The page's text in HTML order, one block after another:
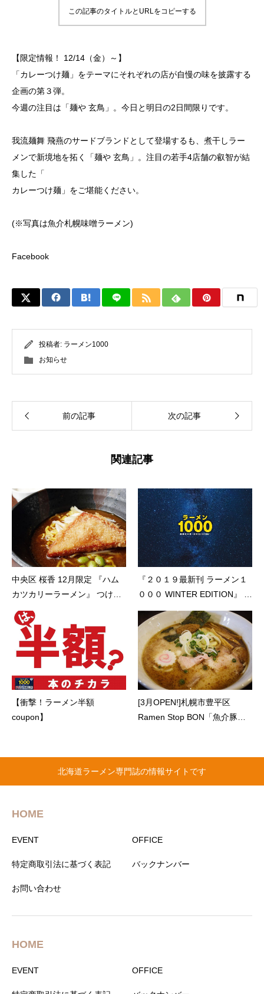
この記事のタイトルとURLをコピーする
【限定情報！ 12/14（金）～】
「カレーつけ麺」をテーマにそれぞれの店が自慢の味を披露する
企画の第３弾。
今週の注目は「麺や 玄鳥」。今日と明日の2日間限りです。
我流麺舞 飛燕のサードブランドとして登場するも、煮干しラー
メンで新境地を拓く「麺や 玄鳥」。注目の若手4店舗の叡智が結
集した「
カレーつけ麺」をご堪能ください。
(※写真は魚介札幌味噌ラーメン)
Facebook
投稿者: ラーメン1000
お知らせ
前の記事 次の記事
関連記事
中央区 桜香 12月限定 『ハム
カツカリーラーメン』 つけ麺
のスープをベースに数種類の
スパイスを使用したカリース
ープが、ハムカツ&ライスと相
性抜群！
『２０１９最新刊 ラーメン１
０００ WINTER EDITION』 １
１月１０日 本日発売です！！
【衝撃！ラーメン半額
coupon】
[3月OPEN!]札幌市豊平区
Ramen Stop BON「魚介豚骨
北海道ラーメン専門誌の情報サイトです
HOME
EVENT OFFICE
特定商取引法に基づく表記 バックナンバー
お問い合わせ
HOME
EVENT OFFICE